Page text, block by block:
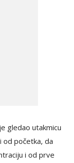
gledao utakmicu
od početka, da
i od prve